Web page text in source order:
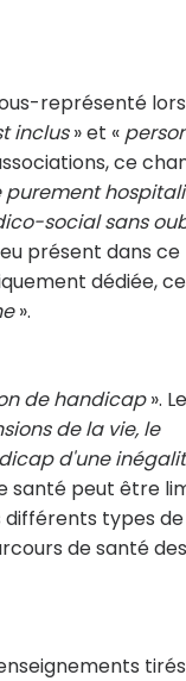
représenté
inclus» et «
ce
social sans
présent dans ce
dédiée,
».
de handicap». Le
de la vie, le
d'une
santé peut être
différents types de
de santé des